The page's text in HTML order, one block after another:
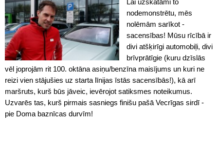
Lai uzskatāmi to
nodemonstrētu, mēs
nolēmām sarīkot -
sacensības! Mūsu rīcībā ir
divi atšķirīgi automobiļi, divi
brīvprātīgie (kuru dzīslās
vēl joprojām rit 100. oktāna asiņu/benzīna maisījums un kuri ne
reizi vien stājušies uz starta līnijas īstās sacensībās!), kā arī
maršruts, kurš būs jāveic, ievērojot satiksmes noteikumus.
Uzvarēs tas, kurš pirmais sasniegs finišu pašā Vecrīgas sirdī -
pie Doma baznīcas durvīm!